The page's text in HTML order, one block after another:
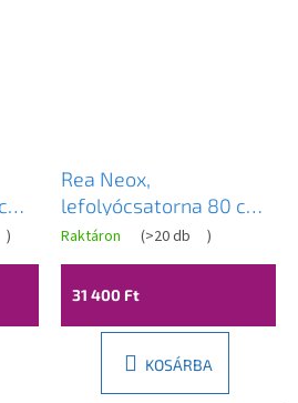
)
Rea Neox,
lefolyócsatorna 80 cm,
fényes arany, REA-
G2563
Raktáron (>20 db )
31 400 Ft
KOSÁRBA